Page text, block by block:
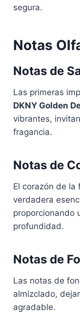
segura.
Notas
Notas de
Las primeras
DKNY Golden
vibrantes,
fragancia.
Notas de
El corazón de la
verdadera
proporcionando
profundidad.
Notas de
Las notas de
almizclado,
agradable.